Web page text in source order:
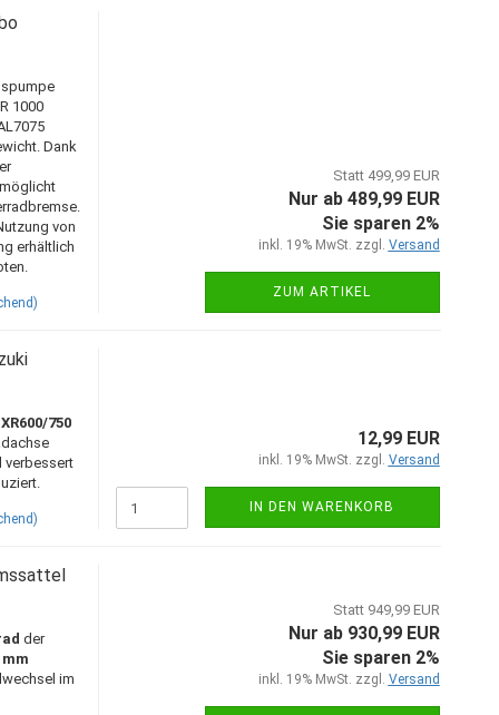
1000
Dank
von
erhältlich
Statt 499,99 EUR
Nur ab 489,99 EUR
Sie sparen 2%
inkl. 19% MwSt. zzgl. Versand
ZUM ARTIKEL
750
verbessert
12,99 EUR
inkl. 19% MwSt. zzgl. Versand
IN DEN WARENKORB
der
mm
im
Statt 949,99 EUR
Nur ab 930,99 EUR
Sie sparen 2%
inkl. 19% MwSt. zzgl. Versand